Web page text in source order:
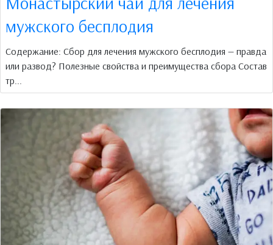
мужского бесплодия
Содержание: Сбор для лечения мужского бесплодия — правда
или развод? Полезные свойства и преимущества сбора Состав
тр...